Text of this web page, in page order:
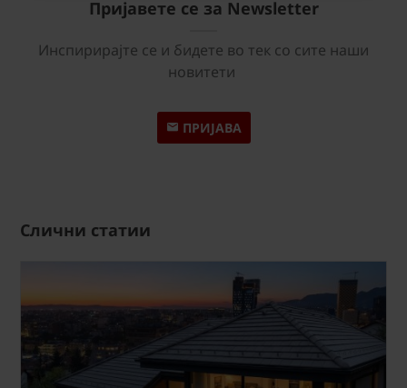
Пријавете се за Newsletter
Инспирирајте се и бидете во тек со сите наши
новитети
ПРИЈАВА
Слични статии